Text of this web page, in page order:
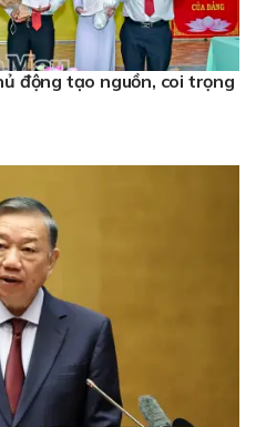
động tạo nguồn, coi trọng